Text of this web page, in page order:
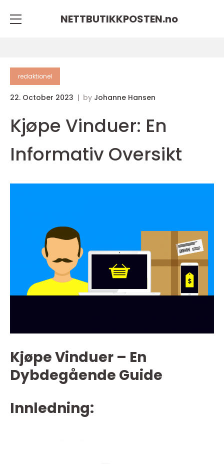
NETTBUTIKKPOSTEN.no
redaktionel
22. October 2023 by Johanne Hansen
Kjøpe Vinduer: En
Informativ Oversikt
Kjøpe Vinduer – En
Dybdegående Guide
Innledning: